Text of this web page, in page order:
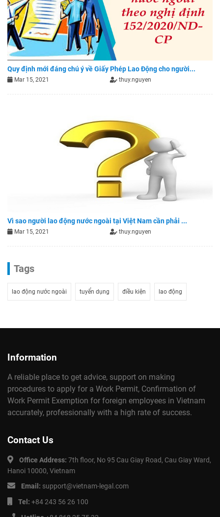
Quy định mới đáng chú ý về Giấy Phép Lao Động cho người...
Mar 15, 2021 thuy.nguyen
Vì sao người lao động nước ngoài tại Việt Nam cần phải ...
Mar 15, 2021 thuy.nguyen
Tags
lao động nước ngoài tuyển dụng điều kiện lao động
Information
A reliable place to get advice, support on making
procedures to apply for a Work Permit, Confirmation of
Work Permit Exemption for foreign employees in Vietnam
accurately, professionally with a high rate of success.
Contact Us
Office Address: 7th floor, No 95 Cau Giay Road, Cau Giay Ward,
Hanoi 10000, Vietnam
Email: support@vietnam-legal.com
Tel: +84 243 56 26 100